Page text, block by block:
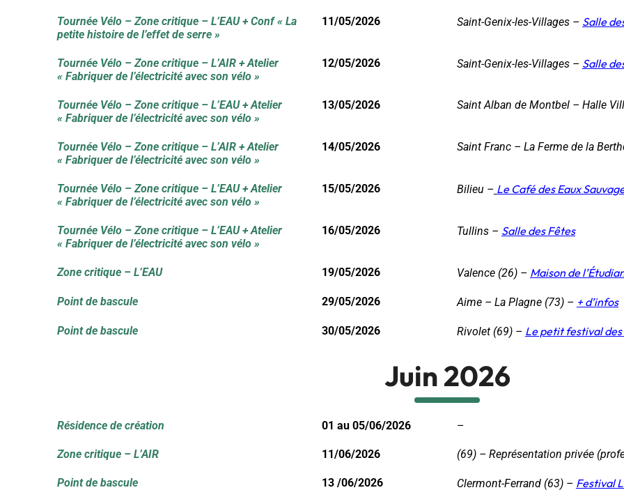
Tournée Vélo – Zone critique – L’EAU + Conf « La
petite histoire de l’effet de serre »
11/05/2026 Saint-Genix-les-Villages – Salle
Tournée Vélo – Zone critique – L’AIR + Atelier
« Fabriquer de l’électricité avec son vélo »
12/05/2026 Saint-Genix-les-Villages – Salle
Tournée Vélo – Zone critique – L’EAU + Atelier
« Fabriquer de l’électricité avec son vélo »
13/05/2026 Saint Alban de Montbel – Halle
Tournée Vélo – Zone critique – L’AIR + Atelier
« Fabriquer de l’électricité avec son vélo »
14/05/2026 Saint Franc – La Ferme de la
Tournée Vélo – Zone critique – L’EAU + Atelier
« Fabriquer de l’électricité avec son vélo »
15/05/2026 Bilieu – Le Café des Eaux
Tournée Vélo – Zone critique – L’EAU + Atelier
« Fabriquer de l’électricité avec son vélo »
16/05/2026 Tullins – Salle des Fêtes
Zone critique – L’EAU 19/05/2026 Valence (26) – Maison de
Point de bascule 29/05/2026 Aime – La Plagne (73) – + d’infos
Point de bascule 30/05/2026 Rivolet (69) – Le petit festival
Juin 2026
Résidence de création 01 au 05/06/2026 –
Zone critique – L’AIR 11/06/2026 (69) – Représentation privée
Point de bascule 13 /06/2026 Clermont-Ferrand (63) – Festival